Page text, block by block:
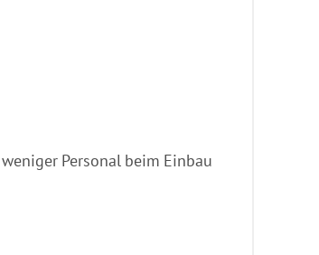
Personal beim Einbau